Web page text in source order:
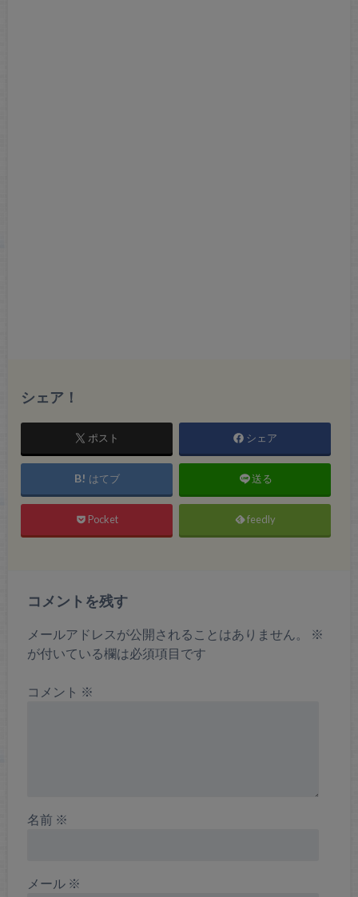
シェア！
ポスト シェア
はてブ 送る
Pocket feedly
コメントを残す
メールアドレスが公開されることはありません。
※
が付いている欄は必須項目です
コメント ※
名前 ※
メール ※